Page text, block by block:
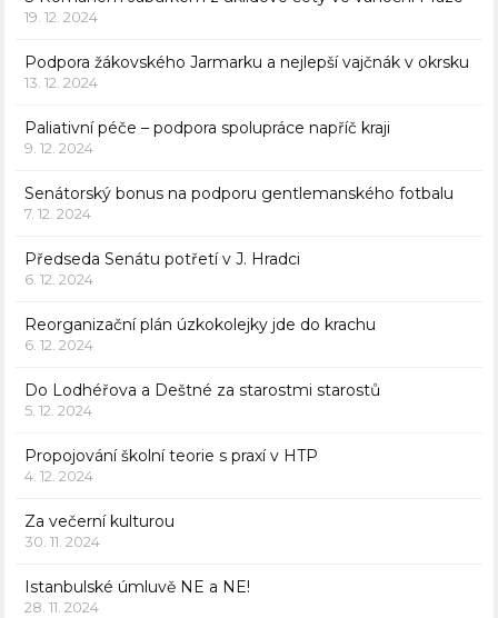
19. 12. 2024
Podpora žákovského Jarmarku a nejlepší vajčnák v okrsku
13. 12. 2024
Paliativní péče – podpora spolupráce napříč kraji
9. 12. 2024
Senátorský bonus na podporu gentlemanského fotbalu
7. 12. 2024
Předseda Senátu potřetí v J. Hradci
6. 12. 2024
Reorganizační plán úzkokolejky jde do krachu
6. 12. 2024
Do Lodhéřova a Deštné za starostmi starostů
5. 12. 2024
Propojování školní teorie s praxí v HTP
4. 12. 2024
Za večerní kulturou
30. 11. 2024
Istanbulské úmluvě NE a NE!
28. 11. 2024